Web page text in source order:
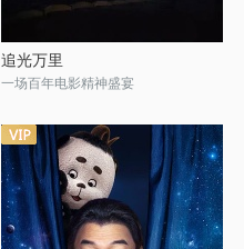
追光万里
一场百年电影精神盛宴